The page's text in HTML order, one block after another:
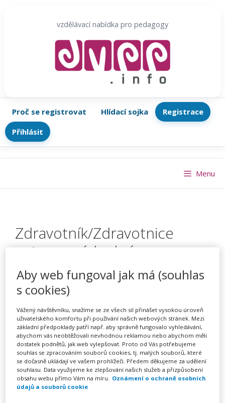
vzdělávací nabídka pro pedagogy
Proč se registrovat Hlídací sojka
Registrace
Přihlásit
Zdravotník/Zdravotnice
zotavovacích akcí
PořádáZřetel, s.r.o.
TERMÍN
03. 10. 2026 - 18. 10. 2026
MÍSTO
ONLINE
Menu
Aby web fungoval jak má (souhlas
s cookies)
Vážený návštěvníku, snažíme se ze všech sil přinášet vysokou úroveň
uživatelského komfortu při používání našich webových stránek. Mezi
základní předpoklady patří např. aby správně fungovalo vyhledávání,
abychom vás neobtěžovali nevhodnou reklamou nebo abychom měli
dostatek podnětů, jak web vylepšovat. Proto od Vás potřebujeme
souhlas se zpracováním souborů cookies, tj. malých souborů, které
se dočasně ukládají ve vašem prohlížeči. Předem děkujeme za udělení
souhlasu. Data využijeme ke zlepšování našich služeb a přizpůsobení
obsahu webu přímo Vám na míru. Oznámení o ochraně osobních
údajů a souborů cookie